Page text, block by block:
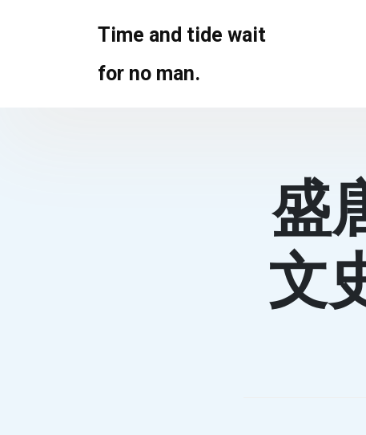
Time and tide wait
for no man.
盛
文